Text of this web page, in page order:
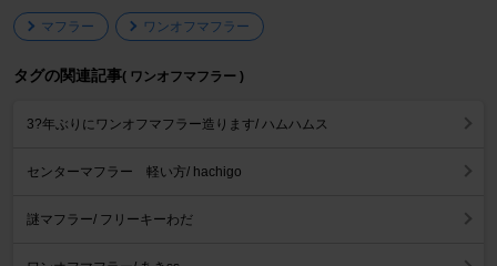
マフラー ワンオフマフラー
タグの関連記事( ワンオフマフラー )
3?年ぶりにワンオフマフラー造ります/ ハムハムス
センターマフラー 軽い方/ hachigo
謎マフラー/ フリーキーわだ